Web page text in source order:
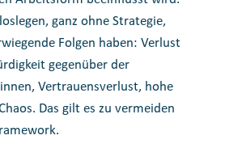
ganz ohne Strategie,
Folgen haben: Verlust
gegenüber der
Vertrauensverlust, hohe
Das gilt es zu vermeiden